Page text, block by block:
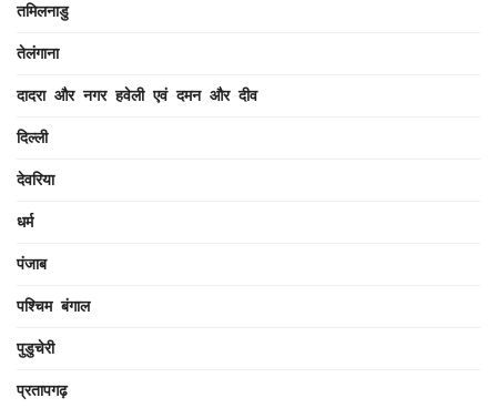
तमिलनाडु
तेलंगाना
दादरा और नगर हवेली एवं दमन और दीव
दिल्ली
देवरिया
धर्म
पंजाब
पश्चिम बंगाल
पुडुचेरी
प्रतापगढ़